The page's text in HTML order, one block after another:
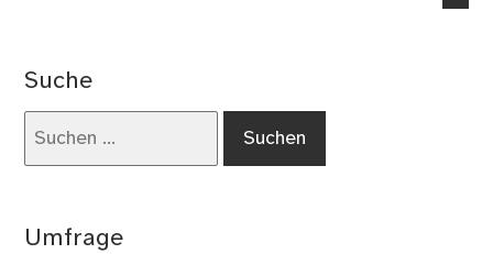
Suche
Umfrage